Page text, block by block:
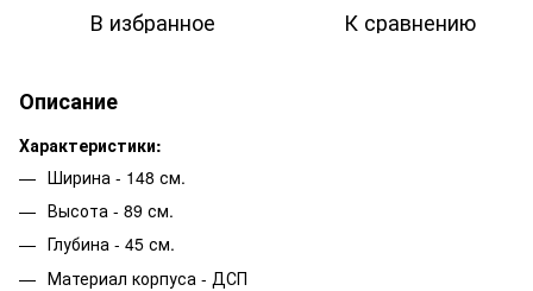
В избранное К сравнению
Описание
Характеристики:
Ширина - 148 см.
Высота - 89 см.
Глубина - 45 см.
Материал корпуса - ДСП